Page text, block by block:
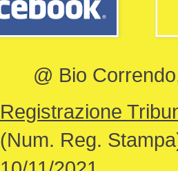
@ Bio
Registrazione
(Num. Reg.